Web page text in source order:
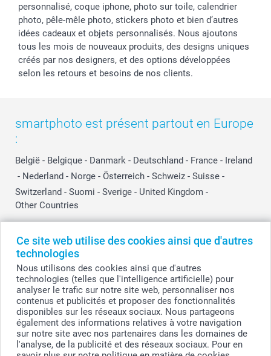
Ce site web utilise des cookies ainsi que d'autres
technologies
Nous utilisons des cookies ainsi que d'autres
technologies (telles que l'intelligence artificielle) pour
analyser le trafic sur notre site web, personnaliser nos
contenus et publicités et proposer des fonctionnalités
disponibles sur les réseaux sociaux. Nous partageons
également des informations relatives à votre navigation
sur notre site avec nos partenaires dans les domaines de
l'analyse, de la publicité et des réseaux sociaux. Pour en
personnalisé, coque iphone, photo sur toile, calendrier
photo, pêle-mêle photo, stickers photo et bien d’autres
idées cadeaux et objets personnalisés. Nous ajoutons
tous les mois de nouveaux produits, des designs uniques
créés par nos designers, et des options développées
selon les retours et besoins de nos clients.
smartphoto est présent partout en Europe
:
België - Belgique - Danmark - Deutschland - France - Ireland
- Nederland - Norge - Österreich - Schweiz - Suisse -
Switzerland - Suomi - Sverige - United Kingdom -
Other Countries
© smartphoto group. Tous droits réservés
smartphoto group SA.
Siège social : Kwatrechtsteenweg 160, 9230 Wetteren, Belgique
Numéro de TVA BE 0405.706.755
Numéro d'entreprise 0405.706.755.
Coordonnées bancaires: IBAN BE71 2850 2711 5569 - BIC: GEBABEBB
Tous les prix sont en EURO (€), TVA incluse et hors frais de port.